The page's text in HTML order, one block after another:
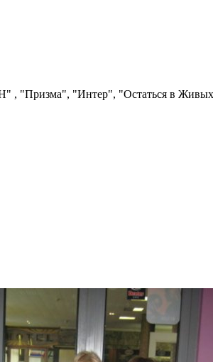
, "Призма", "Интер", "Остаться в